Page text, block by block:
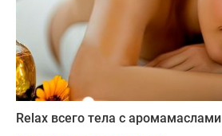
Relax всего тела с аромамаслами